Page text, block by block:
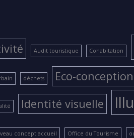
Audit touristique Cohabitation
déchets Eco-conception
Identité visuelle
concept accueil Office du Tourisme